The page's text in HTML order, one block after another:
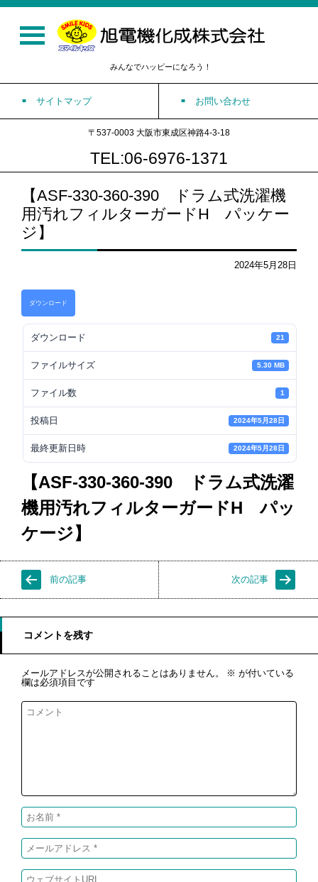
みんなでハッピーになろう！
サイトマップ お問い合わせ
〒537-0003 大阪市東成区神路4-3-18
TEL:06-6976-1371
【ASF-330-360-390 ドラム式洗濯機
用汚れフィルターガードH パッケー
ジ】
2024年5月28日
ダウンロード
ダウンロード 21
ファイルサイズ 5.30 MB
ファイル数 1
投稿日 2024年5月28日
最終更新日時 2024年5月28日
【ASF-330-360-390 ドラム式洗濯
機用汚れフィルターガードH パッ
ケージ】
前の記事 次の記事
コメントを残す
メールアドレスが公開されることはありません。 ※ が付いている
欄は必須項目です